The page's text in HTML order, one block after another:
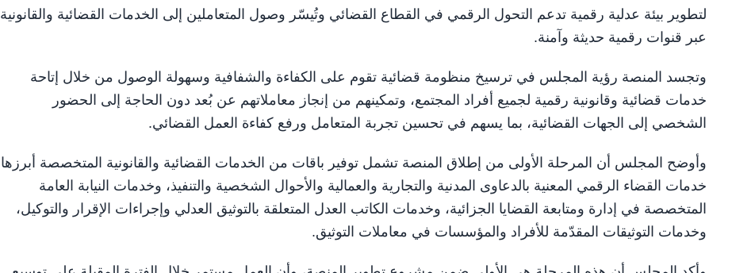
لتطوير بيئة عدلية رقمية تدعم التحول الرقمي في القطاع القضائي وتُيسّر وصول المتعاملين إلى الخدمات القضائية والقانونية
عبر قنوات رقمية حديثة وآمنة.
وتجسد المنصة رؤية المجلس في ترسيخ منظومة قضائية تقوم على الكفاءة والشفافية وسهولة الوصول من خلال إتاحة
خدمات قضائية وقانونية رقمية لجميع أفراد المجتمع، وتمكينهم من إنجاز معاملاتهم عن بُعد دون الحاجة إلى الحضور
الشخصي إلى الجهات القضائية، بما يسهم في تحسين تجربة المتعامل ورفع كفاءة العمل القضائي.
وأوضح المجلس أن المرحلة الأولى من إطلاق المنصة تشمل توفير باقات من الخدمات القضائية والقانونية المتخصصة أبرزها
خدمات القضاء الرقمي المعنية بالدعاوى المدنية والتجارية والعمالية والأحوال الشخصية والتنفيذ، وخدمات النيابة العامة
المتخصصة في إدارة ومتابعة القضايا الجزائية، وخدمات الكاتب العدل المتعلقة بالتوثيق العدلي وإجراءات الإقرار والتوكيل،
وخدمات التوثيقات المقدّمة للأفراد والمؤسسات في معاملات التوثيق.